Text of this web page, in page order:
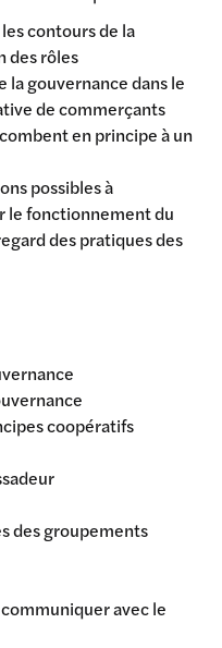
contours de la
des rôles
gouvernance dans le
de commerçants
en principe à un
possibles à
le fonctionnement du
des pratiques des
coopératifs
des groupements
avec le